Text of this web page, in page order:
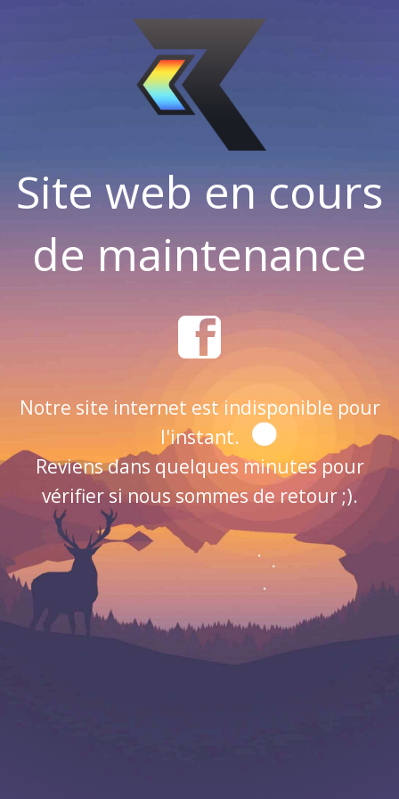
Site web en cours
de maintenance
Notre site internet est indisponible pour
l'instant.
Reviens dans quelques minutes pour
vérifier si nous sommes de retour ;).